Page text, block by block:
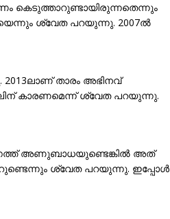
കെടുത്താറുണ്ടായിരുന്നതെന്നും
ശ്വേത പറയുന്നു. 2007ൽ
2013ലാണ് താരം അഭിനവ്
കാരണമെന്ന് ശ്വേത പറയുന്നു.
ഭാഗത്ത് അണുബാധയുണ്ടെങ്കിൽ അത്
ശ്വേത പറയുന്നു. ഇപ്പോൾ